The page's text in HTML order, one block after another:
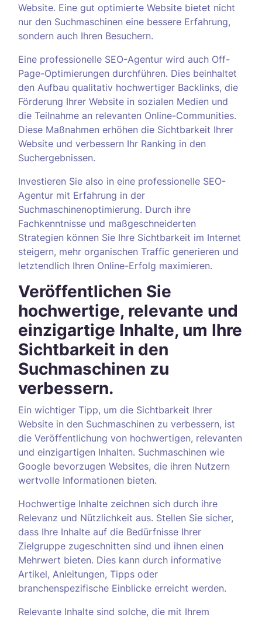
Website. Eine gut optimierte Website bietet nicht
nur den Suchmaschinen eine bessere Erfahrung,
sondern auch Ihren Besuchern.
Eine professionelle SEO-Agentur wird auch Off-
Page-Optimierungen durchführen. Dies beinhaltet
den Aufbau qualitativ hochwertiger Backlinks, die
Förderung Ihrer Website in sozialen Medien und
die Teilnahme an relevanten Online-Communities.
Diese Maßnahmen erhöhen die Sichtbarkeit Ihrer
Website und verbessern Ihr Ranking in den
Suchergebnissen.
Investieren Sie also in eine professionelle SEO-
Agentur mit Erfahrung in der
Suchmaschinenoptimierung. Durch ihre
Fachkenntnisse und maßgeschneiderten
Strategien können Sie Ihre Sichtbarkeit im Internet
steigern, mehr organischen Traffic generieren und
letztendlich Ihren Online-Erfolg maximieren.
Veröffentlichen Sie
hochwertige, relevante und
einzigartige Inhalte, um Ihre
Sichtbarkeit in den
Suchmaschinen zu
verbessern.
Ein wichtiger Tipp, um die Sichtbarkeit Ihrer
Website in den Suchmaschinen zu verbessern, ist
die Veröffentlichung von hochwertigen, relevanten
und einzigartigen Inhalten. Suchmaschinen wie
Google bevorzugen Websites, die ihren Nutzern
wertvolle Informationen bieten.
Hochwertige Inhalte zeichnen sich durch ihre
Relevanz und Nützlichkeit aus. Stellen Sie sicher,
dass Ihre Inhalte auf die Bedürfnisse Ihrer
Zielgruppe zugeschnitten sind und ihnen einen
Mehrwert bieten. Dies kann durch informative
Artikel, Anleitungen, Tipps oder
branchenspezifische Einblicke erreicht werden.
Relevante Inhalte sind solche, die mit Ihrem